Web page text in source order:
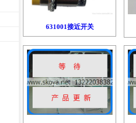
631001接近开关